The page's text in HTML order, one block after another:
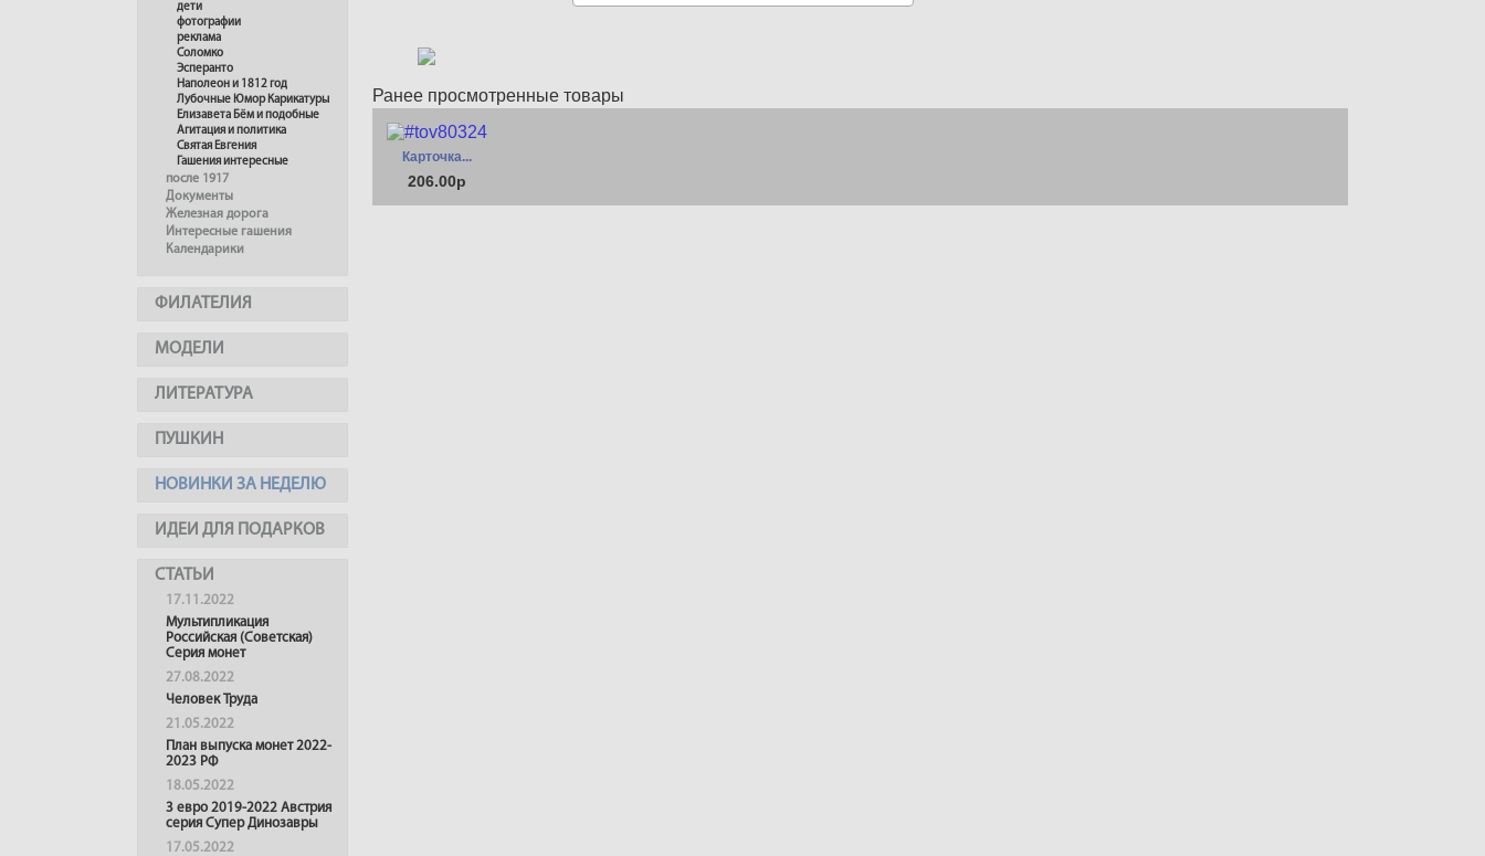
дети
фотографии
реклама
Соломко
Эсперанто
Наполеон и 1812 год
Лубочные Юмор Карикатуры
Елизавета Бём и подобные
Агитация и политика
Святая Евгения
Гашения интересные
после 1917
Документы
Железная дорога
Интересные гашения
Календарики
ФИЛАТЕЛИЯ
МОДЕЛИ
ЛИТЕРАТУРА
ПУШКИН
НОВИНКИ ЗА НЕДЕЛЮ
ИДЕИ ДЛЯ ПОДАРКОВ
СТАТЬИ
17.11.2022
Мультипликация
Российская (Советская)
Серия монет
27.08.2022
Человек Труда
21.05.2022
План выпуска монет 2022-
2023 РФ
18.05.2022
3 евро 2019-2022 Австрия
серия Супер Динозавры
17.05.2022
Ранее просмотренные товары
Карточка...
206.00р